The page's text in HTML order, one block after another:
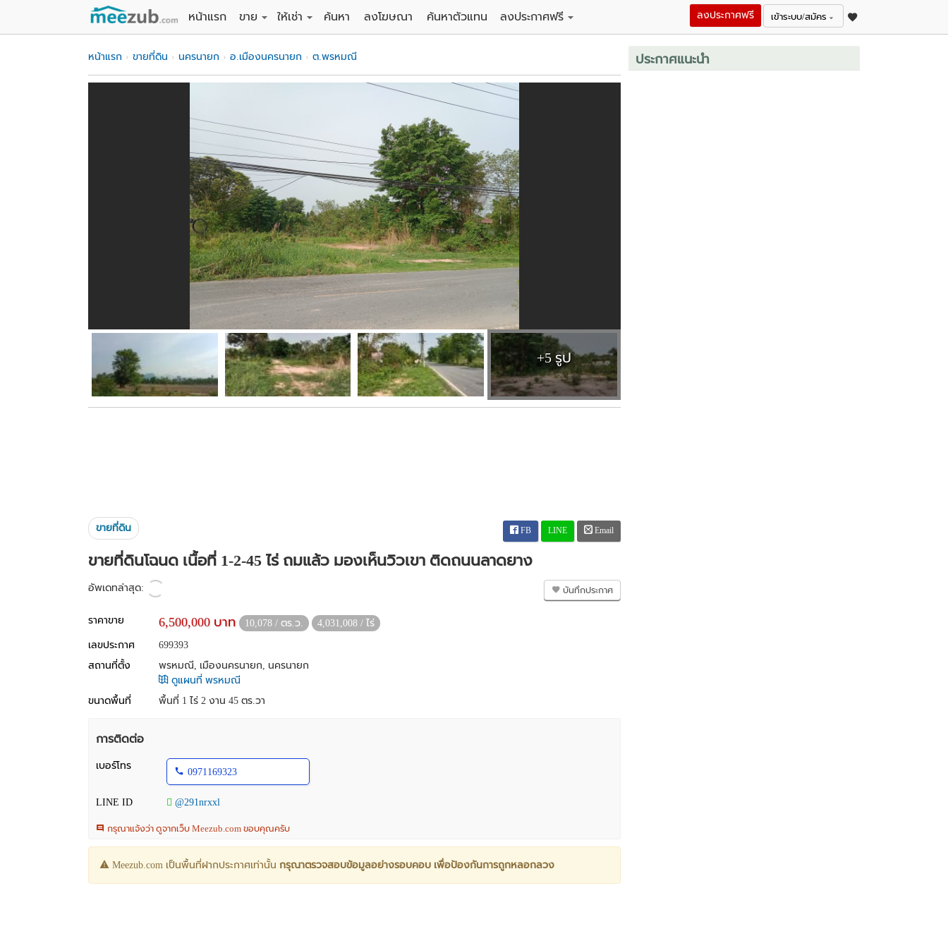
หน้าแรก
ขาย
ขายบ้าน
ขายคอนโด
ขายอพาร์ทเม้นท์ / โรงแรม
ขายอาคารพาณิชย์ / สำนักงาน
ขายโรงงาน / โกดัง
ให้เช่า
ให้เช่าบ้าน
ให้เช่าคอนโด
ให้เช่าอพาร์ทเม้นท์ / โรงแรม
ให้เช่าอาคารพาณิชย์ / สำนักงาน
ให้เช่าโรงงาน / โกดัง
ค้นหา ลงโฆษณา ค้นหาตัวแทน
ลงประกาศฟรี
เข้าระบบ/สมัคร
ลงประกาศฟรี
หน้าแรก ขายที่ดิน นครนายก อ.เมืองนครนายก ต.พรหมณี
+5 รูป
ขายที่ดิน FB LINE Email
ขายที่ดินโฉนด เนื้อที่ 1-2-45 ไร่ ถมแล้ว มองเห็นวิวเขา ติดถนนลาดยาง
อัพเดทล่าสุด: บันทึกประกาศ
ราคาขาย 6,500,000 บาท 10,078 / ตร.ว. 4,031,008 / ไร่
เลขประกาศ
699393
สถานที่ตั้ง
พรหมณี, เมืองนครนายก, นครนายก
ดูแผนที่ พรหมณี
ขนาดพื้นที่
พื้นที่ 1 ไร่ 2 งาน 45 ตร.วา
การติดต่อ
เบอร์โทร
0971169323
LINE ID @291nrxxl
กรุณาแจ้งว่า ดูจากเว็บ Meezub.com ขอบคุณครับ
Meezub.com เป็นพื้นที่ฝากประกาศเท่านั้น กรุณาตรวจสอบข้อมูลอย่างรอบคอบ เพื่อป้องกันการถูกหลอกลวง
ประกาศแนะนำ